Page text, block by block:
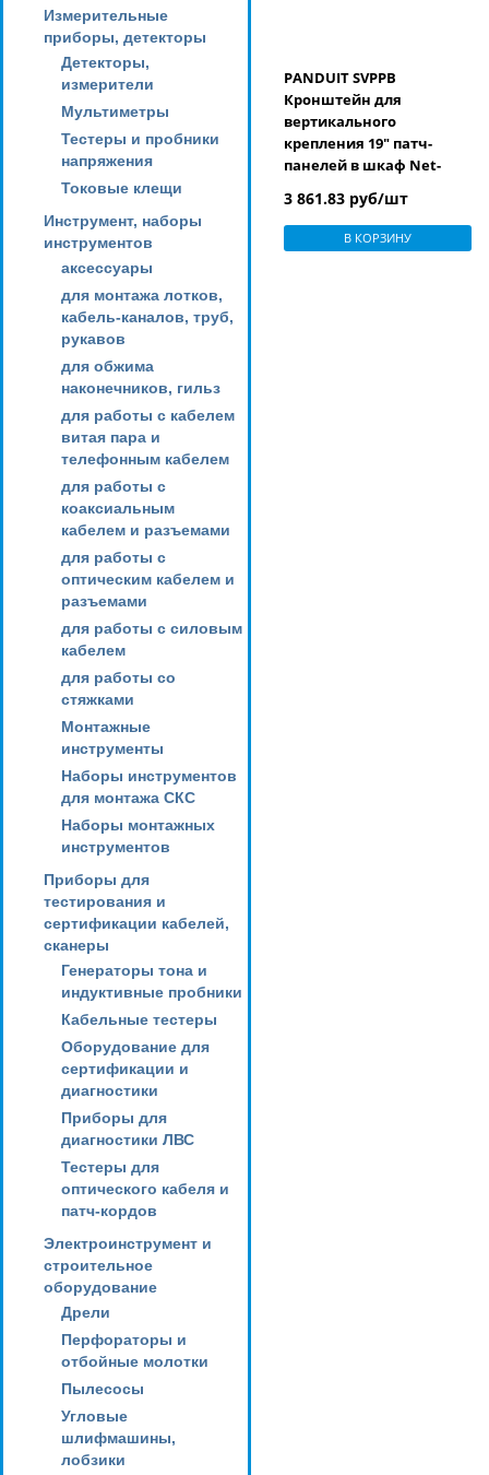
Измерительные
приборы, детекторы
Детекторы,
измерители
Мультиметры
Тестеры и пробники
напряжения
Токовые клещи
Инструмент, наборы
инструментов
аксессуары
для монтажа лотков,
кабель-каналов, труб,
рукавов
для обжима
наконечников, гильз
для работы с кабелем
витая пара и
телефонным кабелем
для работы с
коаксиальным
кабелем и разъемами
для работы с
оптическим кабелем и
разъемами
для работы с силовым
кабелем
для работы со
стяжками
Монтажные
инструменты
Наборы инструментов
для монтажа СКС
Наборы монтажных
инструментов
Приборы для
тестирования и
сертификации кабелей,
сканеры
Генераторы тона и
индуктивные пробники
Кабельные тестеры
Оборудование для
сертификации и
диагностики
Приборы для
диагностики ЛВС
Тестеры для
оптического кабеля и
патч-кордов
Электроинструмент и
строительное
оборудование
Дрели
Перфораторы и
отбойные молотки
Пылесосы
Угловые
шлифмашины,
лобзики
PANDUIT SVPPB
Кронштейн для
вертикального
крепления 19" патч-
панелей в шкаф Net-
3 861.83 руб/шт
В КОРЗИНУ